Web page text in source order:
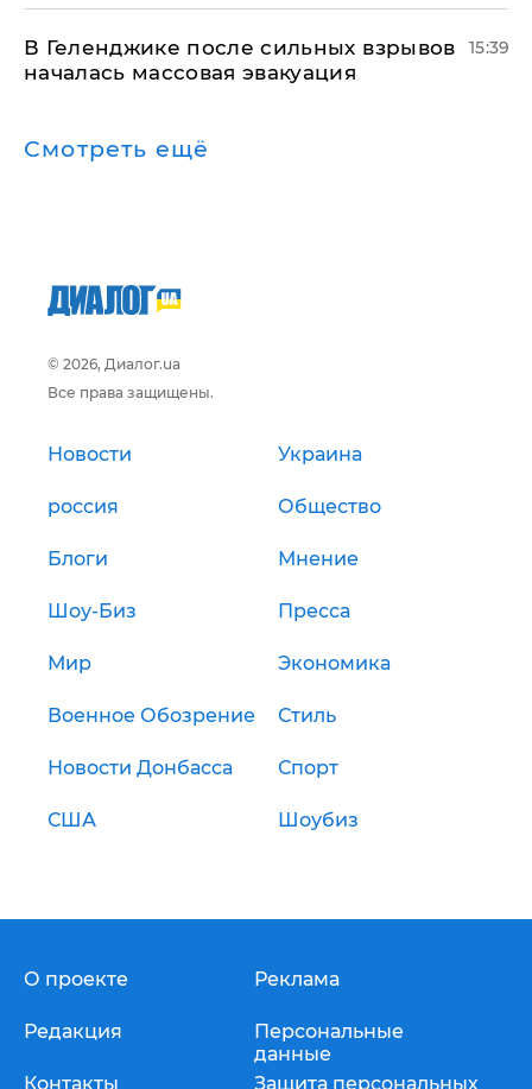
В Геленджике после сильных взрывов
началась массовая эвакуация
15:39
Смотреть ещё
© 2026, Диалог.ua
Все права защищены.
Новости Украина
россия Общество
Блоги Мнение
Шоу-Биз Пресса
Мир Экономика
Военное Обозрение Стиль
Новости Донбасса Спорт
США Шоубиз
О проекте
Редакция
Контакты
Реклама
Персональные
данные
Защита персональных